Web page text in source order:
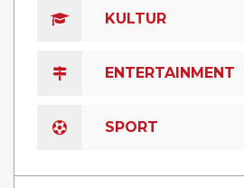
KULTUR
ENTERTAINMENT
SPORT